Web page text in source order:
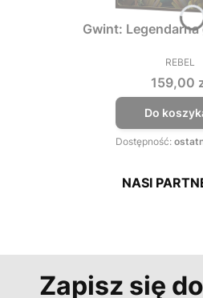
Gwint: Legendarna
REBEL
Cena
159,00
Do
Dostępność:
NASI
Zapisz się do